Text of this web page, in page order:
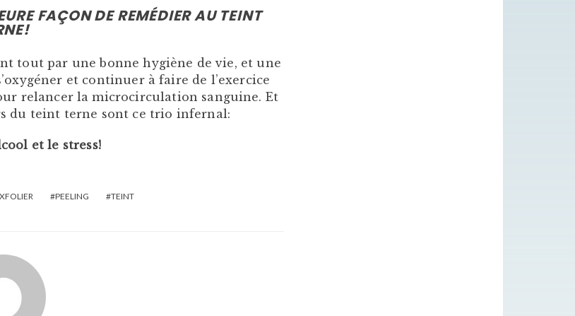
FAÇON DE REMÉDIER AU TEINT
tout par une bonne hygiène de vie, et une
et continuer à faire de l’exercice
relancer la microcirculation sanguine. Et
du teint terne sont ce trio infernal:
et le stress!
PEELING TEINT